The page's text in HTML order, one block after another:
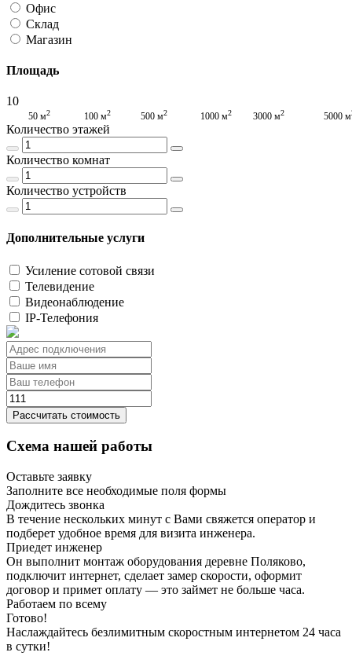
Офис
Склад
Магазин
Площадь
10
50 м2 100 м2 500 м2 1000 м2 3000 м2 5000 м
Количество этажей
Количество комнат
Количество устройств
Дополнительные услуги
Усиление сотовой связи
Телевидение
Видеонаблюдение
IP-Телефония
Рассчитать стоимость
Схема нашей работы
Оставьте заявку
Заполните все необходимые поля формы
Дождитесь звонка
В течение нескольких минут с Вами свяжется оператор и
подберет удобное время для визита инженера.
Приедет инженер
Он выполнит монтаж оборудования деревне Поляково,
подключит интернет, сделает замер скорости, оформит
договор и примет оплату — это займет не больше часа.
Работаем по всему
Готово!
Наслаждайтесь безлимитным скоростным интернетом 24 часа
в сутки!